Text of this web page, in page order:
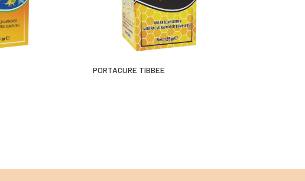
PORTACURE TIBBEE